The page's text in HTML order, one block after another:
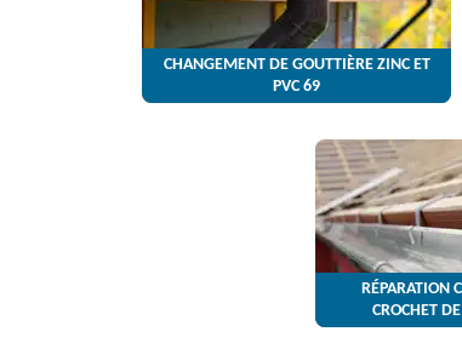
CHANGEMENT DE GOUTTIÈRE ZINC ET
PVC 69
RÉPARATION
CROCHET